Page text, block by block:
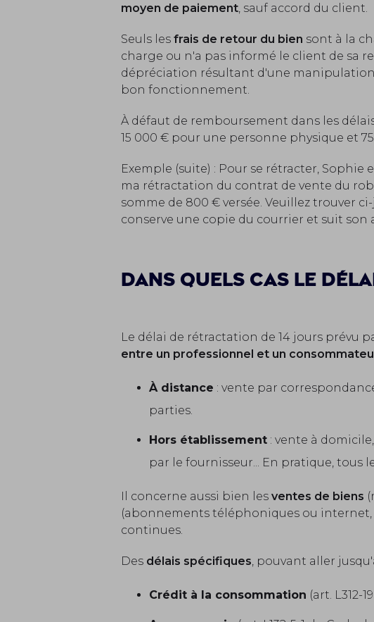
moyen de paiement , sauf accord du client.
Seuls les frais de retour du bien sont à la
charge ou n'a pas informé le client de sa
dépréciation résultant d'une manipulation
bon fonctionnement.
À défaut de remboursement dans les
15 000 € pour une personne physique et
Exemple (suite) : Pour se rétracter,
ma rétractation du contrat de vente du
somme de 800 € versée. Veuillez trouver
conserve une copie du courrier et suit son
Dans quels cas le
Le délai de rétractation de 14 jours prévu
entre un professionnel et un
À distance : vente par
parties.
Hors établissement : vente à
par le fournisseur... En pratique, tous
Il concerne aussi bien les ventes de biens
(abonnements téléphoniques ou internet,
continues.
Des délais spécifiques , pouvant aller
Crédit à la consommation (art. L312-